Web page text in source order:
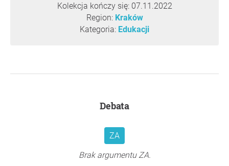
Kolekcja kończy się: 07.11.2022
Region: Kraków
Kategoria: Edukacji
Debata
ZA
Brak argumentu ZA.